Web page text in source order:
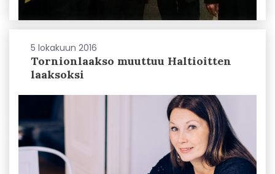
5 lokakuun 2016
Tornionlaakso muuttuu Haltioitten
laaksoksi